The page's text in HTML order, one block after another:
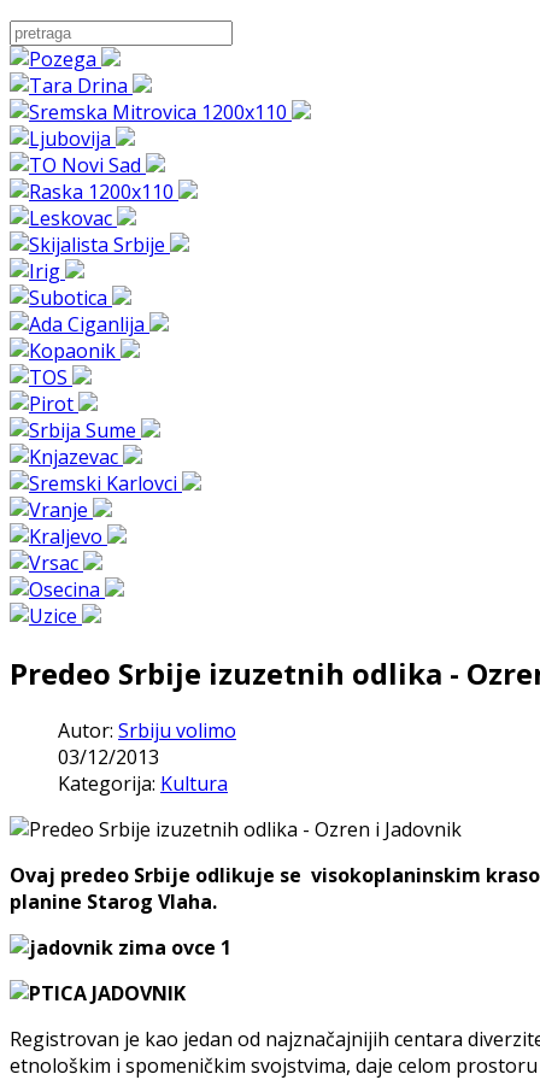
Predeo Srbije izuzetnih odlika -
Autor: Srbiju volimo
03/12/2013
Kategorija: Kultura
Ovaj predeo Srbije odlikuje se visokoplaninskim
planine Starog Vlaha.
Registrovan je kao jedan od najznačajnijih centara
etnološkim i spomeničkim svojstvima, daje celom